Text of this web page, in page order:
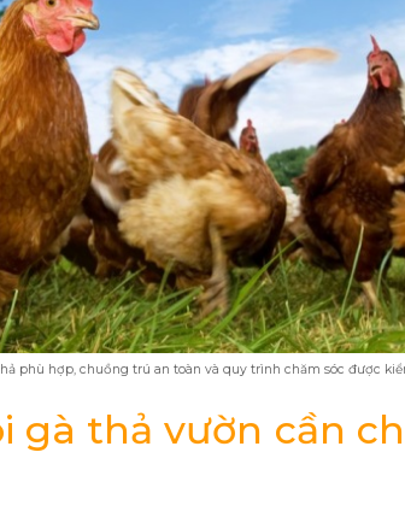
phù hợp, chuồng trú an toàn và quy trình chăm sóc được
gà thả vườn cần